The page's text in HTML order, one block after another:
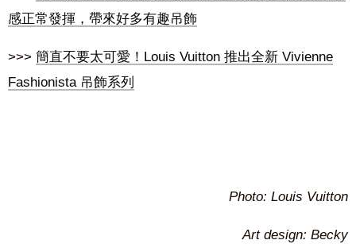
感正常發揮，帶來好多有趣吊飾
>>> 簡直不要太可愛！Louis Vuitton 推出全新 Vivienne
Fashionista 吊飾系列
Photo: Louis Vuitton
Art design: Becky